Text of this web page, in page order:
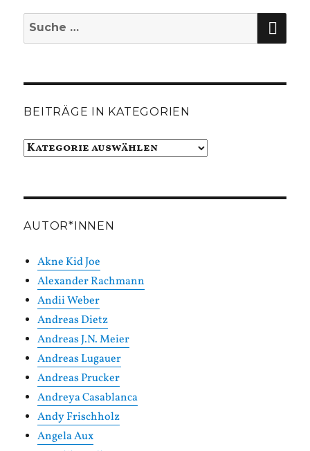
Suche
nach:
BEITRÄGE IN KATEGORIEN
Beiträge
AUTOR*INNEN
Akne Kid Joe
Alexander Rachmann
Andii Weber
Andreas Dietz
Andreas J.N. Meier
Andreas Lugauer
Andreas Prucker
Andreya Casablanca
Andy Frischholz
Angela Aux